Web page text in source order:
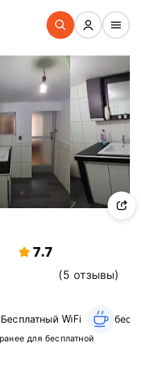
7.7
(5 отзывы)
Бесплатный WiFi
для бесплатной